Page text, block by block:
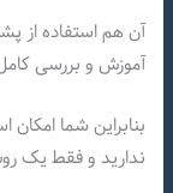
آن هم استفاده از
آموزش و بررسی
بنابراین شما امکان
ندارید و فقط یک